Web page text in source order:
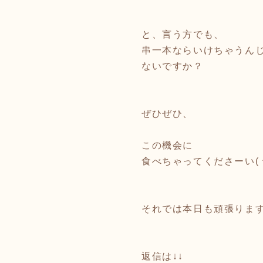
と、言う方でも、
串一本ならいけちゃうん
ないですか？
ぜひぜひ、
この機会に
食べちゃってくださーい
それでは本日も頑張りま
返信は↓↓